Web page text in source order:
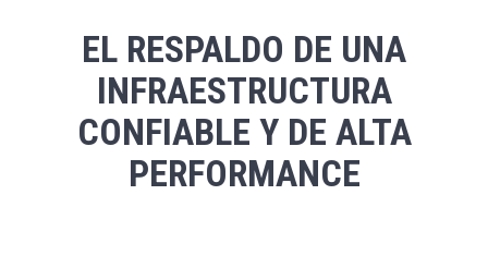
EL RESPALDO DE UNA
INFRAESTRUCTURA
CONFIABLE Y DE ALTA
PERFORMANCE